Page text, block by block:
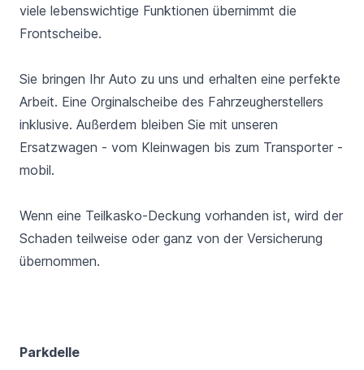
viele lebenswichtige Funktionen übernimmt die
Frontscheibe.
Sie bringen Ihr Auto zu uns und erhalten eine perfekte
Arbeit. Eine Orginalscheibe des Fahrzeugherstellers
inklusive. Außerdem bleiben Sie mit unseren
Ersatzwagen - vom Kleinwagen bis zum Transporter -
mobil.
Wenn eine Teilkasko-Deckung vorhanden ist, wird der
Schaden teilweise oder ganz von der Versicherung
übernommen.
Parkdelle